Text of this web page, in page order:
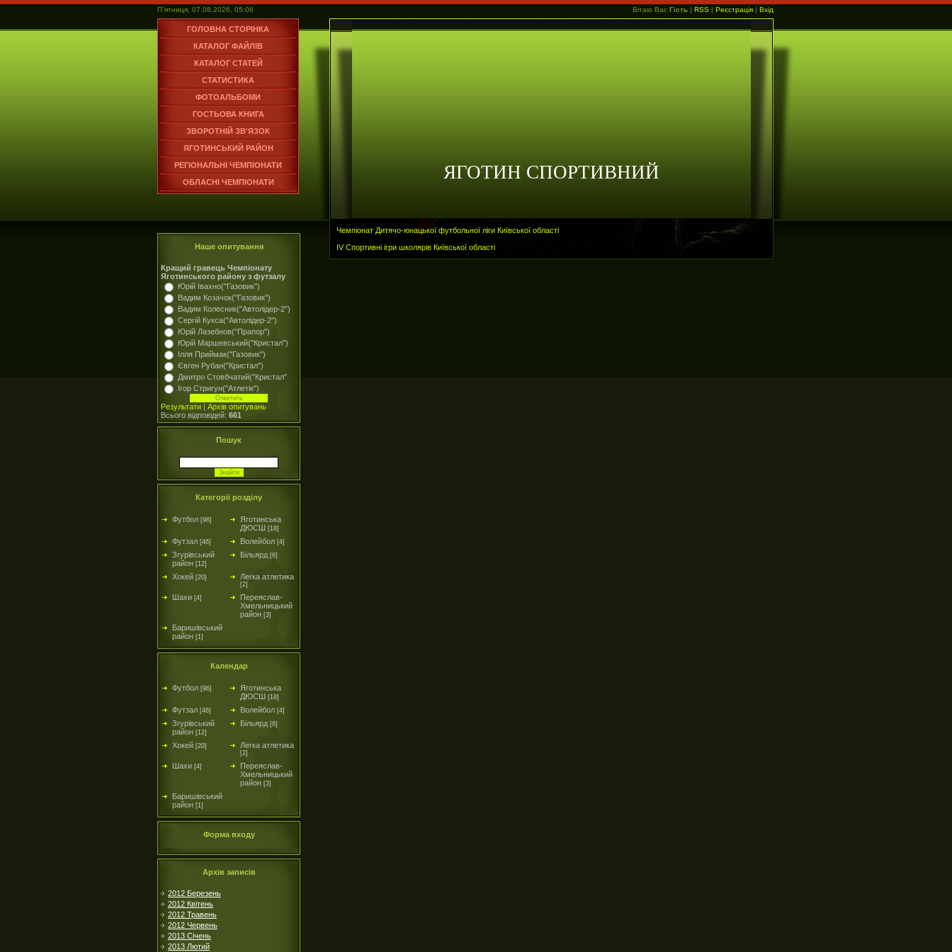
П`ятниця, 07.08.2026, 05:06 Вітаю Вас Гість | RSS | Реєстрація | Вхід
ГОЛОВНА СТОРІНКА
КАТАЛОГ ФАЙЛІВ
КАТАЛОГ СТАТЕЙ
СТАТИСТИКА
ФОТОАЛЬБОМИ
ГОСТЬОВА КНИГА
ЗВОРОТНІЙ ЗВ'ЯЗОК
ЯГОТИНСЬКИЙ РАЙОН
РЕГІОНАЛЬНІ ЧЕМПІОНАТИ
ОБЛАСНІ ЧЕМПІОНАТИ
ЯГОТИН СПОРТИВНИЙ
Наше опитування
Кращий гравець Чемпіонату
Яготинського району з футзалу
Юрій Івахно("Газовик")
Вадим Козачок("Газовик")
Вадим Колесник("Автолідер-2")
Сергій Кукса("Автолідер-2")
Юрій Лазебнов("Прапор")
Юрій Маршевський("Кристал")
Ілля Приймак("Газовик")
Євген Рубан("Кристал")
Дмитро Стовбчатий("Кристал"
Ігор Стригун("Атлетік")
Результати | Архів опитувань
Всього відповідей: 661
Пошук
Категорії розділу
Футбол [96]
Яготинська
ДЮСШ [18]
Футзал [46] Волейбол [4]
Згурівський
район [12]
Більярд [6]
Хокей [20] Легка атлетика
[2]
Шахи [4]
Переяслав-
Хмельницький
район [3]
Баришівський
район [1]
Календар
Футбол [96]
Яготинська
ДЮСШ [18]
Футзал [46] Волейбол [4]
Згурівський
район [12]
Більярд [6]
Хокей [20] Легка атлетика
[2]
Шахи [4]
Переяслав-
Хмельницький
район [3]
Баришівський
район [1]
Форма входу
Архів записів
2012 Березень
2012 Квітень
2012 Травень
2012 Червень
2013 Січень
2013 Лютий
Чемпіонат Дитячо-юнацької футбольної ліги Київської області
ІV Спортивні ігри школярів Київської області